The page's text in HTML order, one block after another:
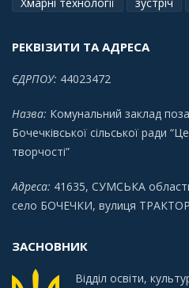
РЕКВІЗИТИ ТА АДРЕСА
ЄДРПОУ: 44023472
Назва: Комунальний заклад
Бочечківської сільської ради
творчості”
Адреса: 41635, СУМСЬКА
село БОЧЕЧКИ, вулиця
ЗАСНОВНИК
Відділ освіти,